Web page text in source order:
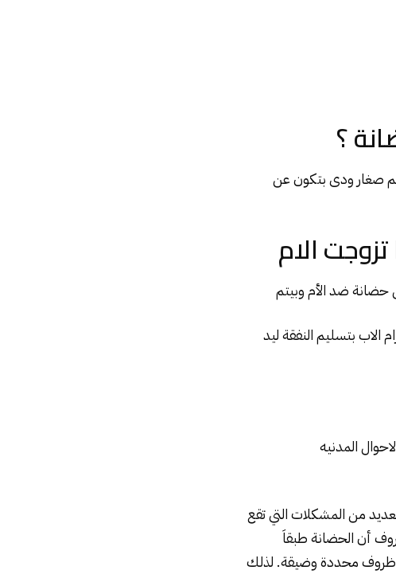
؟
صغار ودى بتكون عن
الام
حضانة ضد الأم وبيتم
الاب بتسليم النفقة ليد
المدنيه
من المشكلات التي تقع
أن الحضانة طبقاَ
في ظروف محددة وضيقة. لذلك